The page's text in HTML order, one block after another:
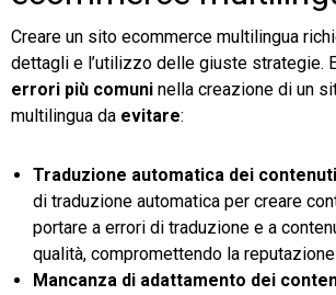
Creare un sito ecommerce multilingua
dettagli e l’utilizzo delle giuste strategie.
errori più comuni nella creazione di un
multilingua da evitare:
Traduzione automatica dei contenuti
di traduzione automatica per creare
portare a errori di traduzione e a
qualità, compromettendo la
Mancanza di adattamento dei